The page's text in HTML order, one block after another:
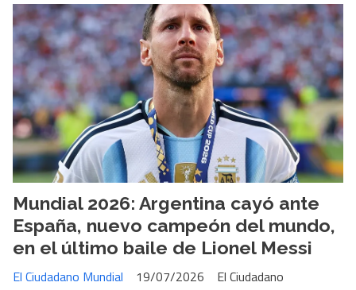
Mundial 2026: Argentina cayó ante
España, nuevo campeón del mundo,
en el último baile de Lionel Messi
El Ciudadano
El Ciudadano Mundial
19/07/2026